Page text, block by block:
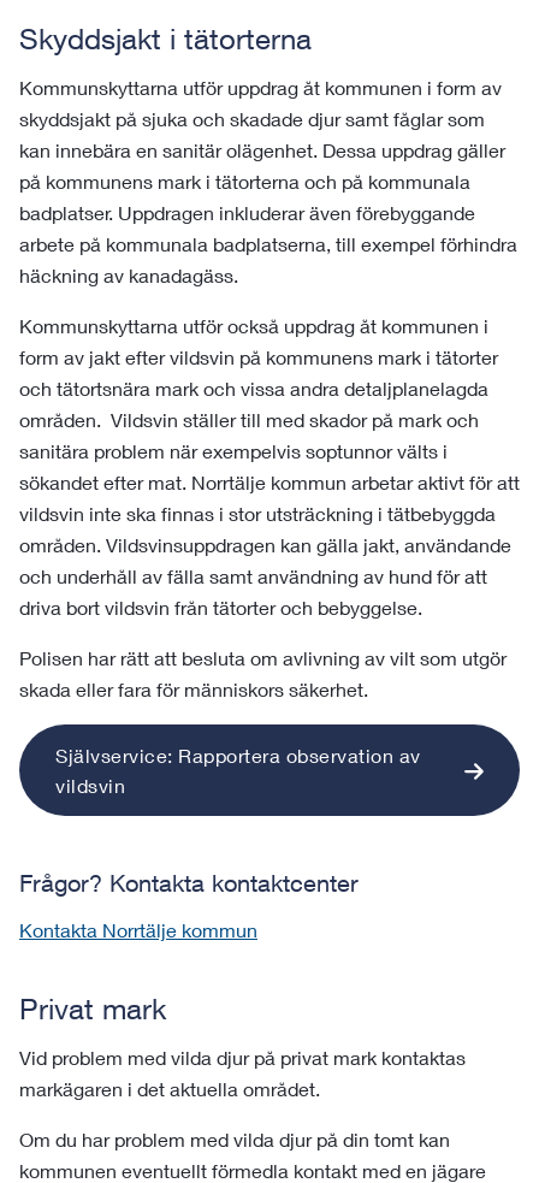
Skyddsjakt i tätorterna
Kommunskyttarna utför uppdrag åt kommunen i form av
skyddsjakt på sjuka och skadade djur samt fåglar som
kan innebära en sanitär olägenhet. Dessa uppdrag gäller
på kommunens mark i tätorterna och på kommunala
badplatser. Uppdragen inkluderar även förebyggande
arbete på kommunala badplatserna, till exempel förhindra
häckning av kanadagäss.
Kommunskyttarna utför också uppdrag åt kommunen i
form av jakt efter vildsvin på kommunens mark i tätorter
och tätortsnära mark och vissa andra detaljplanelagda
områden. Vildsvin ställer till med skador på mark och
sanitära problem när exempelvis soptunnor välts i
sökandet efter mat. Norrtälje kommun arbetar aktivt för att
vildsvin inte ska finnas i stor utsträckning i tätbebyggda
områden. Vildsvinsuppdragen kan gälla jakt, användande
och underhåll av fälla samt användning av hund för att
driva bort vildsvin från tätorter och bebyggelse.
Polisen har rätt att besluta om avlivning av vilt som utgör
skada eller fara för människors säkerhet.
Självservice: Rapportera observation av
vildsvin
Frågor? Kontakta kontaktcenter
Kontakta Norrtälje kommun
Privat mark
Vid problem med vilda djur på privat mark kontaktas
markägaren i det aktuella området.
Om du har problem med vilda djur på din tomt kan
kommunen eventuellt förmedla kontakt med en jägare